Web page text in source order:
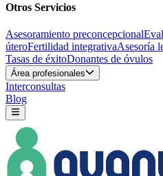
Otros Servicios
Asesoramiento preconcepcional
úteroFertilidad integrativaAsesoría
Tasas de éxitoDonantes de óvulos
Área profesionales
Interconsultas
Blog